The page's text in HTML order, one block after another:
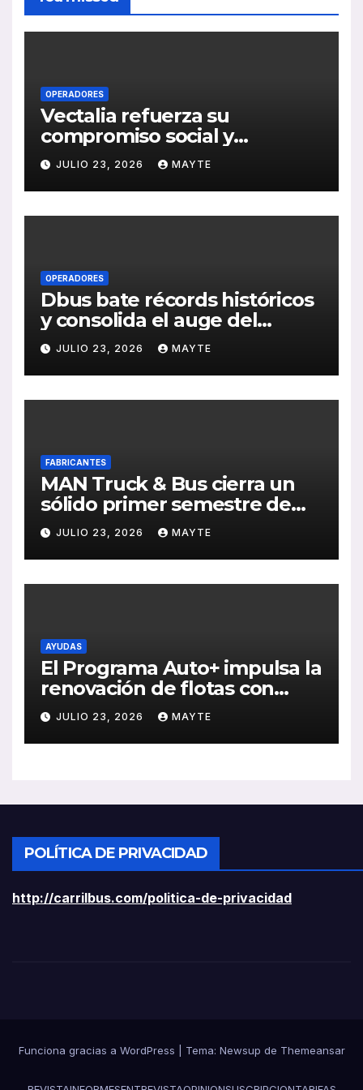
OPERADORES
Vectalia refuerza su
compromiso social y
medioambiental con la
publicación de su Memoria
de RSC 2025
JULIO 23, 2026 MAYTE
OPERADORES
Dbus bate récords históricos
y consolida el auge del
transporte público en San
Sebastián
JULIO 23, 2026 MAYTE
FABRICANTES
MAN Truck & Bus cierra un
sólido primer semestre de
2026 con crecimiento en
ventas, pedidos y
rentabilidad
JULIO 23, 2026 MAYTE
AYUDAS
El Programa Auto+ impulsa la
renovación de flotas con
ayudas a vehículos eléctricos
ligeros
JULIO 23, 2026 MAYTE
POLÍTICA DE PRIVACIDAD
http://carrilbus.com/politica-de-privacidad
Funciona gracias a WordPress Tema: Newsup de Themeansar